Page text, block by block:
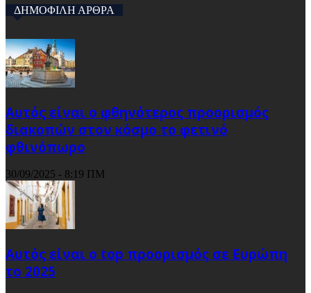
ΔΗΜΟΦΙΛΗ ΑΡΘΡΑ
Αυτός είναι ο φθηνότερος προορισμός
διακοπών στον κόσμο το φετινό
φθινόπωρο
30/09/2025 - 8:19 ΠΜ
Αυτός είναι ο top προορισμός σε Ευρώπη
το 2025